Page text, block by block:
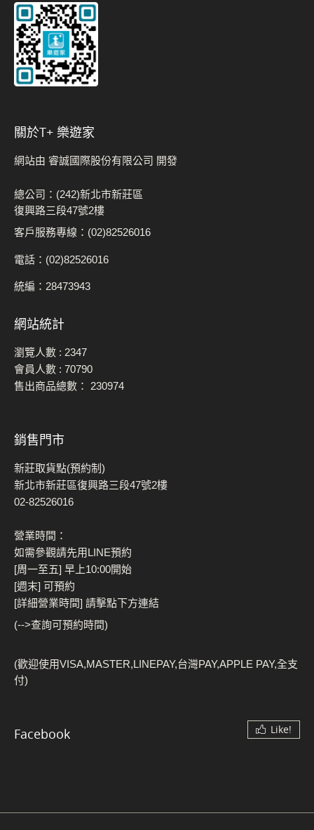
關於t+ 樂遊家
網站由 睿誠國際股份有限公司 開發
總公司：(242)新北市新莊區
復興路三段47號2樓
客戶服務專線：(02)82526016
電話：(02)82526016
統編：28473943
網站統計
瀏覽人數 : 2347
會員人數 : 70790
售出商品總數： 230974
銷售門市
新莊取貨點(預約制)
新北市新莊區復興路三段47號2樓
02-82526016
營業時間：
如需參觀請先用LINE預約
[周一至五] 早上10:00開始
[週末] 可預約
[詳細營業時間] 請擊點下方連結
(-->查詢可預約時間)
(歡迎使用VISA,MASTER,LINEPAY,台灣PAY,APPLE PAY,全支
付)
Facebook Like!